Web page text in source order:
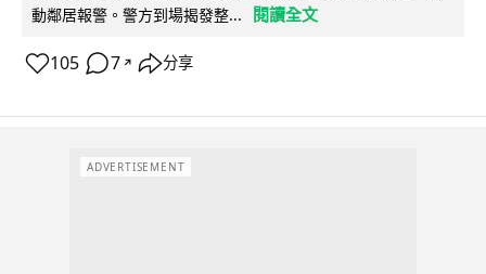
動鄰居報警。警方到場揭發整...
閱讀全文
105 7 ↗ 分享
ADVERTISEMENT